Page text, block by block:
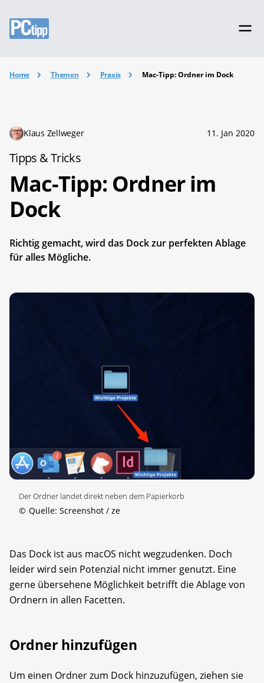
Home Themen Praxis Mac-Tipp: Ordner im Dock
Klaus Zellweger 11. Jan 2020
Tipps & Tricks
Mac-Tipp: Ordner im
Dock
Richtig gemacht, wird das Dock zur perfekten Ablage
für alles Mögliche.
Der Ordner landet direkt neben dem Papierkorb
© Quelle: Screenshot / ze
Das Dock ist aus macOS nicht wegzudenken. Doch
leider wird sein Potenzial nicht immer genutzt. Eine
gerne übersehene Möglichkeit betrifft die Ablage von
Ordnern in allen Facetten.
Ordner hinzufügen
Um einen Ordner zum Dock hinzuzufügen, ziehen sie